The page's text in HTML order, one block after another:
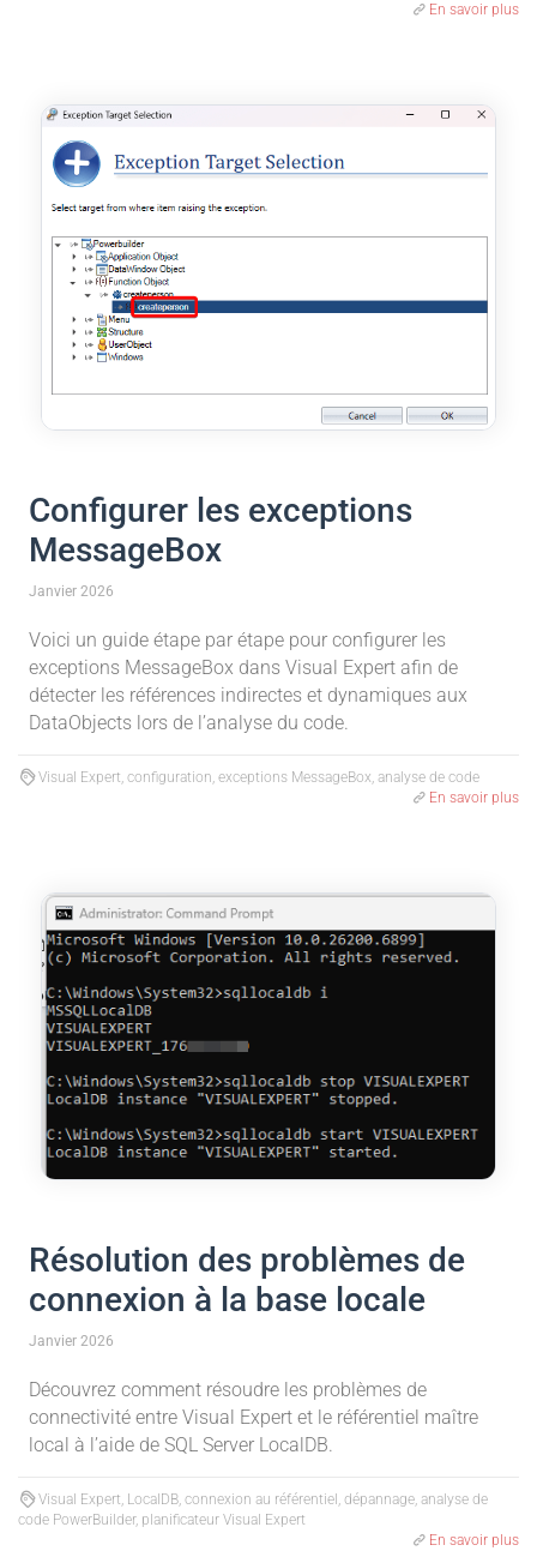
En savoir plus
Configurer les exceptions
MessageBox
Janvier 2026
Voici un guide étape par étape pour configurer les
exceptions MessageBox dans Visual Expert afin de
détecter les références indirectes et dynamiques aux
DataObjects lors de l’analyse du code.
Visual Expert, configuration, exceptions MessageBox, analyse de code
En savoir plus
Résolution des problèmes de
connexion à la base locale
Janvier 2026
Découvrez comment résoudre les problèmes de
connectivité entre Visual Expert et le référentiel maître
local à l’aide de SQL Server LocalDB.
Visual Expert, LocalDB, connexion au référentiel, dépannage, analyse de
code PowerBuilder, planificateur Visual Expert
En savoir plus